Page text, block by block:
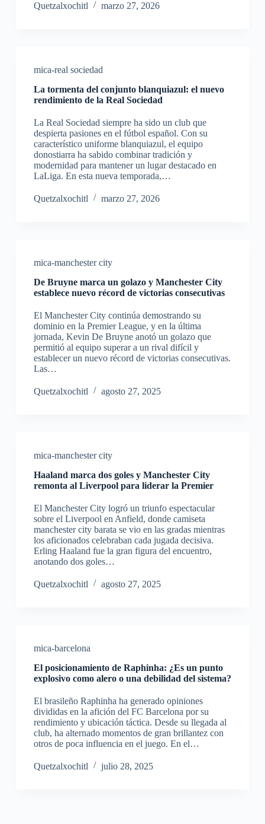
Quetzalxochitl marzo 27, 2026
mica-real sociedad
La tormenta del conjunto blanquiazul: el nuevo
rendimiento de la Real Sociedad
La Real Sociedad siempre ha sido un club que
despierta pasiones en el fútbol español. Con su
característico uniforme blanquiazul, el equipo
donostiarra ha sabido combinar tradición y
modernidad para mantener un lugar destacado en
LaLiga. En esta nueva temporada,…
Quetzalxochitl marzo 27, 2026
mica-manchester city
De Bruyne marca un golazo y Manchester City
establece nuevo récord de victorias consecutivas
El Manchester City continúa demostrando su
dominio en la Premier League, y en la última
jornada, Kevin De Bruyne anotó un golazo que
permitió al equipo superar a un rival difícil y
establecer un nuevo récord de victorias consecutivas.
Las…
Quetzalxochitl agosto 27, 2025
mica-manchester city
Haaland marca dos goles y Manchester City
remonta al Liverpool para liderar la Premier
El Manchester City logró un triunfo espectacular
sobre el Liverpool en Anfield, donde camiseta
manchester city barata se vio en las gradas mientras
los aficionados celebraban cada jugada decisiva.
Erling Haaland fue la gran figura del encuentro,
anotando dos goles…
Quetzalxochitl agosto 27, 2025
mica-barcelona
El posicionamiento de Raphinha: ¿Es un punto
explosivo como alero o una debilidad del sistema?
El brasileño Raphinha ha generado opiniones
divididas en la afición del FC Barcelona por su
rendimiento y ubicación táctica. Desde su llegada al
club, ha alternado momentos de gran brillantez con
otros de poca influencia en el juego. En el…
Quetzalxochitl julio 28, 2025